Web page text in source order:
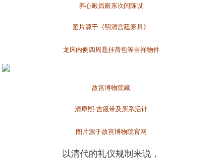
养心殿后殿东次间陈设
图片源于《明清宫廷家具》
龙床内侧四周悬挂荷包等吉祥物件
故宫博物院藏
清康熙·吉服带及所系活计
图片源于故宫博物院官网
以清代的礼仪规制来说，